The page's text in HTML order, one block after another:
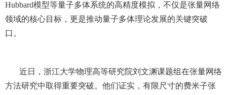
Hubbard模型等量子多体系统的高精度模拟，不仅是张量网络
领域的核心目标，更是推动量子多体理论发展的关键突破
口。
近日，浙江大学物理高等研究院刘文渊课题组在张量网络
方法研究中取得重要突破。他们证实，有限尺寸的费米子张